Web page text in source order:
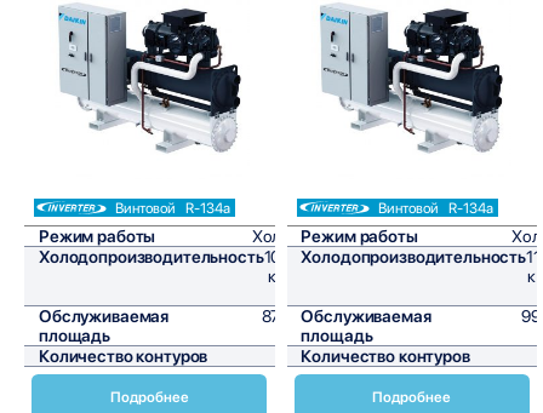
Сравнить
Винтовой R-134a
Режим работы
Холод
Холодопроизводительность1053
кВт/
Обслуживаемая
площадь
8775
Количество контуров
Подробнее
Сравнить
Винтовой R-134a
Режим работы
Холодопроизводительность
Обслуживаемая
площадь
Количество контуров
Подробнее